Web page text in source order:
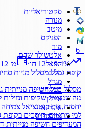
+
6
+19.4% 12 חו׳ ₪8,312 מ׳
קופת גמלבמסלול מניות
מסלול בעל חשיפה מנייתית
מה שמעניק שקיפות ונזילות
יחסית, עם פוטנציאל
למי מתאים: חוסכים בקופת
המעדיפים חשיפה מנייתית
סקטוריאליות
מנורה
מיטב
הפניקס
מור
אלטשולר שחם
הראל
כלל
מגדל
הכשרה
איילון
אי.די.אי
אינפיניטי